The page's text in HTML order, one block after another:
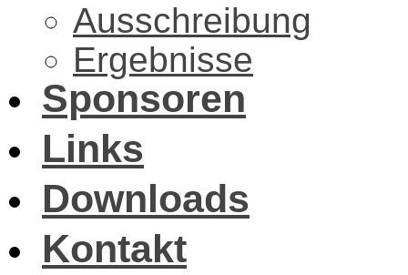
Ausschreibung
Ergebnisse
Sponsoren
Links
Downloads
Kontakt